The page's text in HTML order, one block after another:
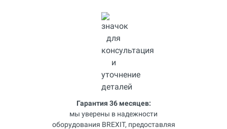
Гарантия 36 месяцев:
мы уверены в надежности
оборудования BREXIT, предоставляя